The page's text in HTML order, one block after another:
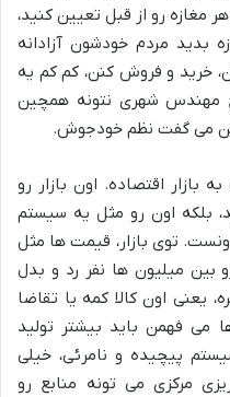
مغازه رو از قبل تعیین کنید،
بدید مردم خودشون آزادانه
خرید و فروش کنن، کم کم یه
مهندس شهری نتونه همچین
می گفت نظم خودجوش.
بازار اقتصاده. اون بازار رو
بلکه اون رو مثل یه سیستم
توی بازار، قیمت ها مثل
بین میلیون ها نفر رد و بدل
یعنی اون کالا کمه یا تقاضا
می فهمن باید بیشتر تولید
پیچیده و نامرئی، خیلی
مرکزی می تونه منابع رو